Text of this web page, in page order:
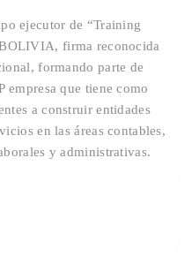
ejecutor de “Training
firma reconocida
formando parte de
empresa que tiene como
a construir entidades
en las áreas contables,
y administrativas.